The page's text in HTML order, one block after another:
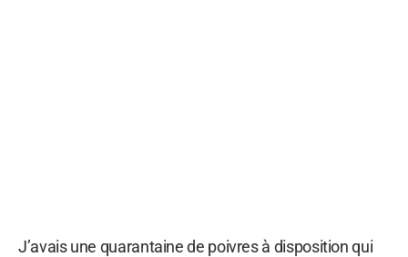
J’avais une quarantaine de poivres à disposition qui